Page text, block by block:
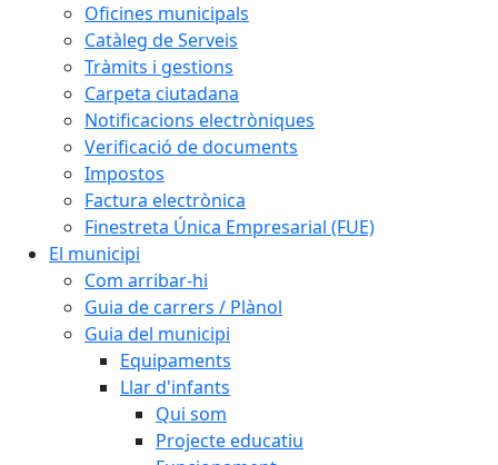
Oficines municipals
Catàleg de Serveis
Tràmits i gestions
Carpeta ciutadana
Notificacions electròniques
Verificació de documents
Impostos
Factura electrònica
Finestreta Única Empresarial (FUE)
El municipi
Com arribar-hi
Guia de carrers / Plànol
Guia del municipi
Equipaments
Llar d'infants
Qui som
Projecte educatiu